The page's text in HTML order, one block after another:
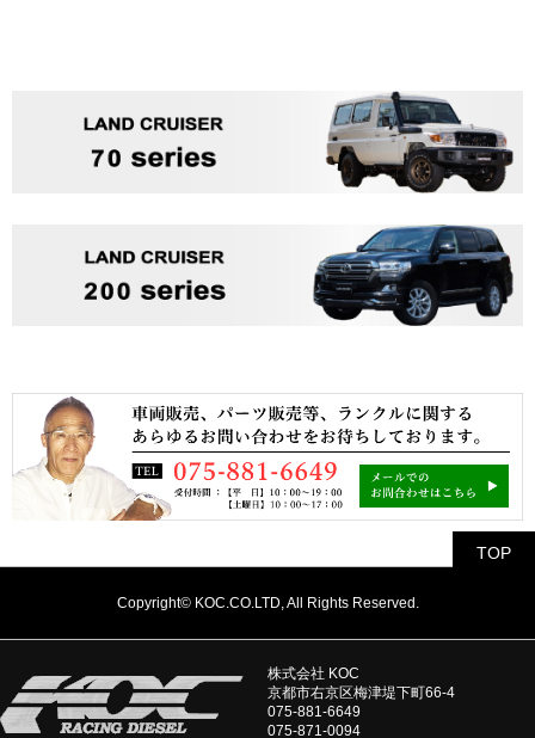
TOP
Copyright© KOC.CO.LTD, All Rights Reserved.
株式会社 KOC
京都市右京区梅津堤下町66-4
075-881-6649
075-871-0094